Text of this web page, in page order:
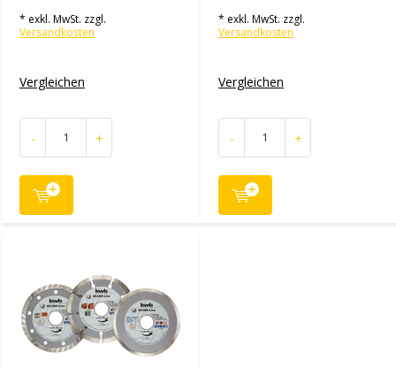
* exkl. MwSt. zzgl.
Versandkosten
Vergleichen
- +
* exkl. MwSt. zzgl.
Versandkosten
Vergleichen
- +